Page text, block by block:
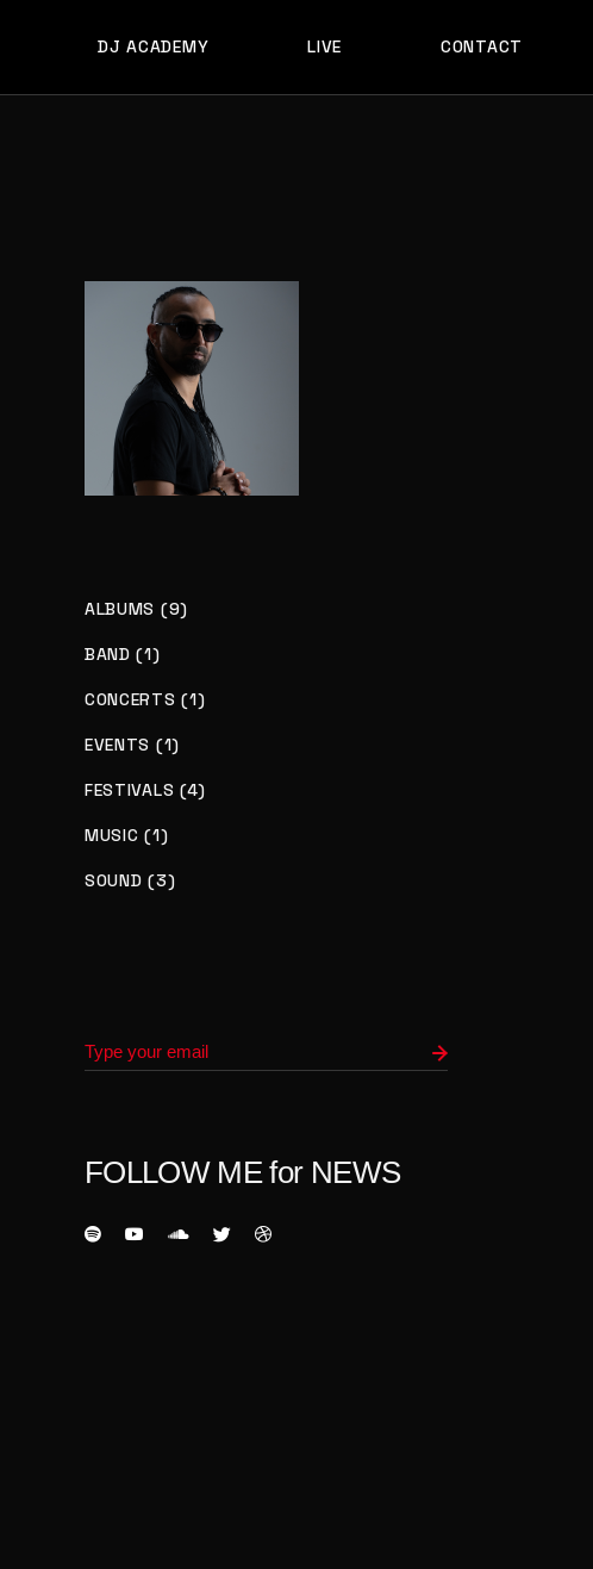
DJ ACADEMY LIVE CONTACT
ALBUMS (9)
BAND (1)
CONCERTS (1)
EVENTS (1)
FESTIVALS (4)
MUSIC (1)
SOUND (3)
FOLLOW ME for NEWS